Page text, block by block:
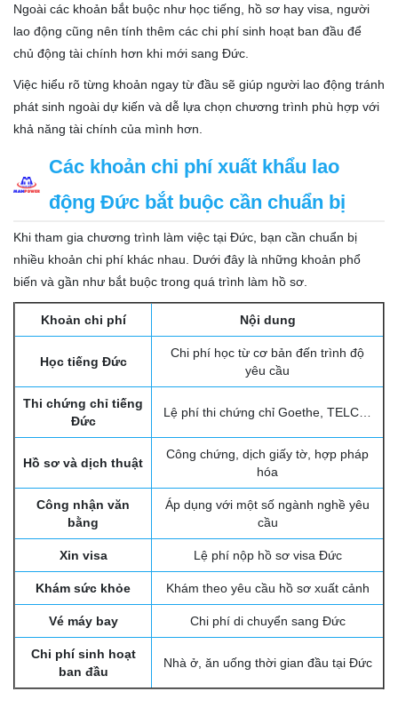
Ngoài các khoản bắt buộc như học tiếng, hồ sơ hay visa, người
lao động cũng nên tính thêm các chi phí sinh hoạt ban đầu để
chủ động tài chính hơn khi mới sang Đức.
Việc hiểu rõ từng khoản ngay từ đầu sẽ giúp người lao động tránh
phát sinh ngoài dự kiến và dễ lựa chọn chương trình phù hợp với
khả năng tài chính của mình hơn.
Các khoản chi phí xuất khẩu lao
động Đức bắt buộc cần chuẩn bị
Khi tham gia chương trình làm việc tại Đức, bạn cần chuẩn bị
nhiều khoản chi phí khác nhau. Dưới đây là những khoản phổ
biến và gần như bắt buộc trong quá trình làm hồ sơ.
Khoản chi phí Nội dung
Học tiếng Đức
Chi phí học từ cơ bản đến trình độ
yêu cầu
Thi chứng chỉ tiếng
Đức
Lệ phí thi chứng chỉ Goethe, TELC…
Hồ sơ và dịch thuật
Công chứng, dịch giấy tờ, hợp pháp
hóa
Công nhận văn
bằng
Áp dụng với một số ngành nghề yêu
cầu
Xin visa Lệ phí nộp hồ sơ visa Đức
Khám sức khỏe Khám theo yêu cầu hồ sơ xuất cảnh
Vé máy bay Chi phí di chuyển sang Đức
Chi phí sinh hoạt
ban đầu
Nhà ở, ăn uống thời gian đầu tại Đức